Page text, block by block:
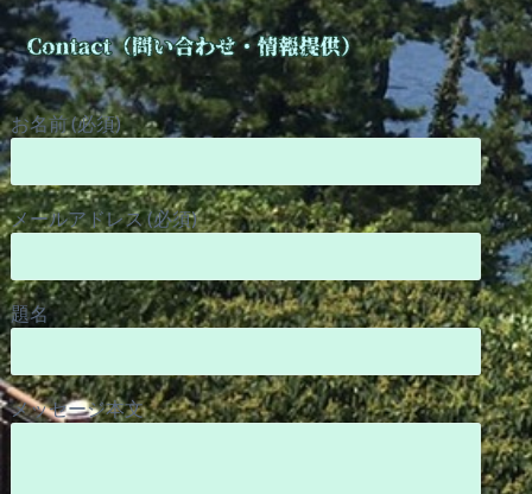
お名前 (必須)
メールアドレス (必須)
題名
メッセージ本文